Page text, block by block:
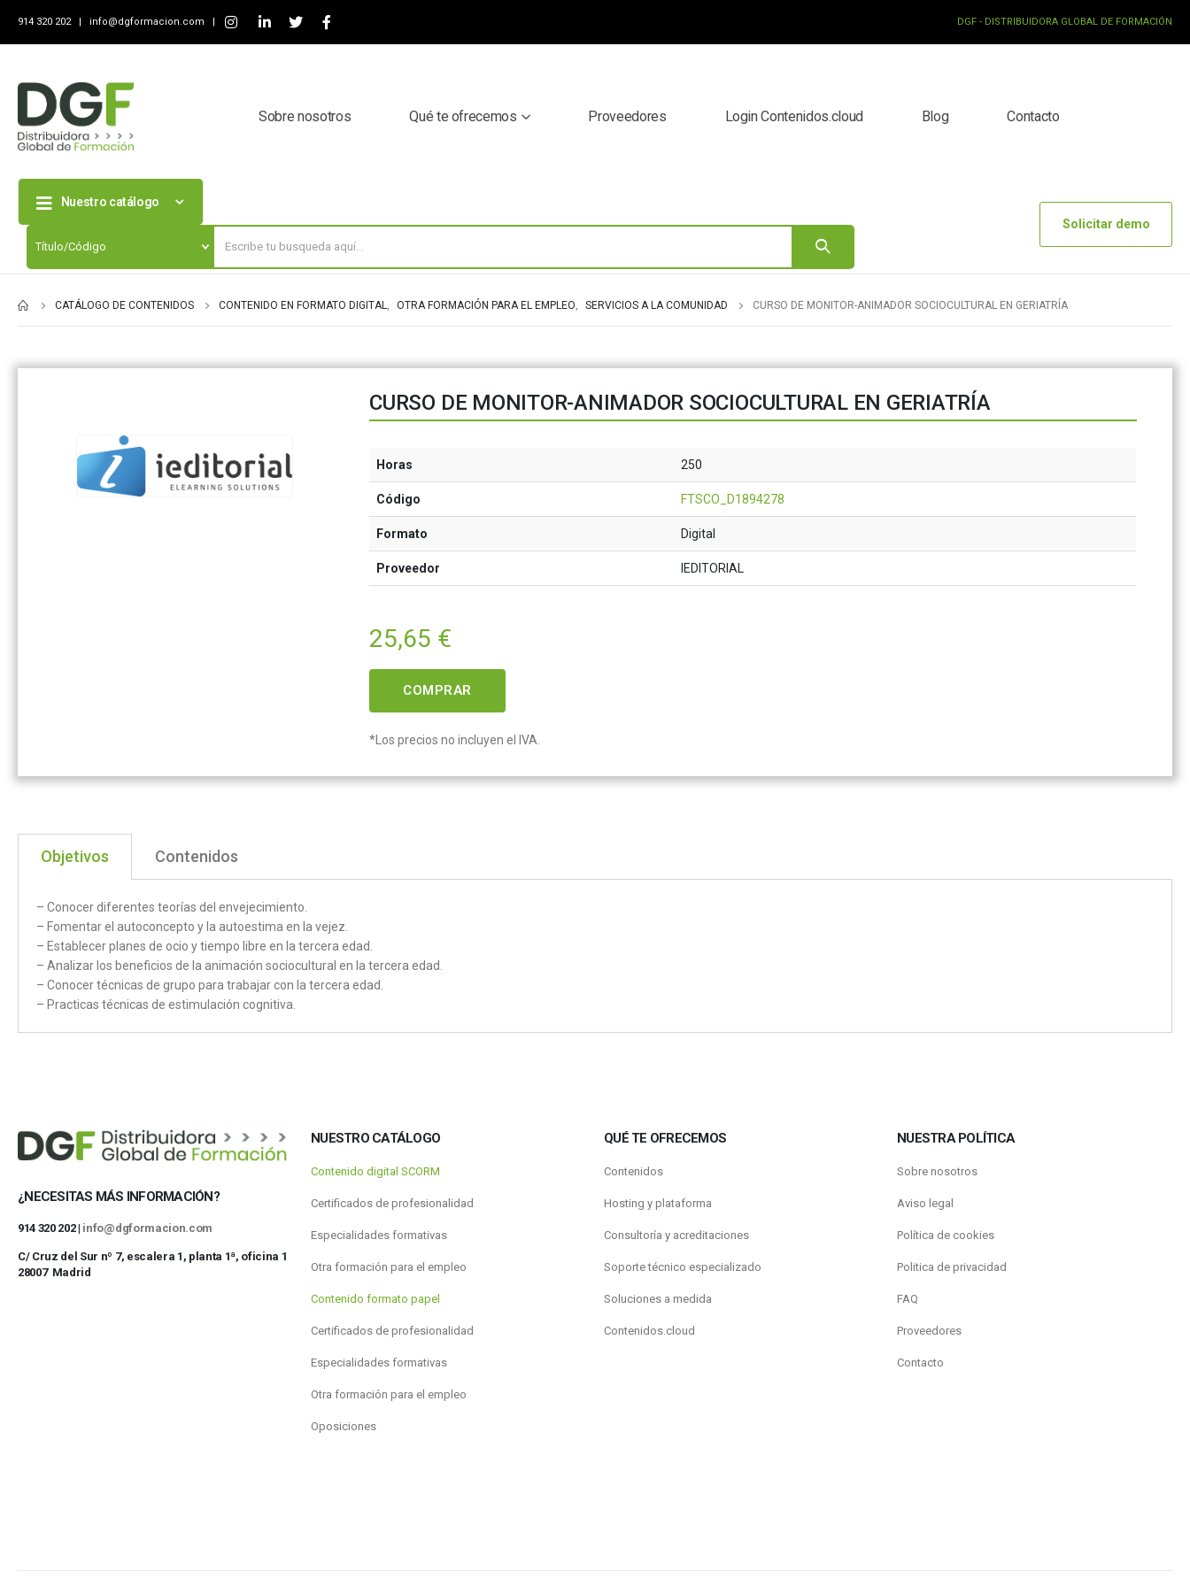
914 320 202 | info@dgformacion.com | DGF - DISTRIBUIDORA GLOBAL DE FORMACIÓN
Sobre nosotros Qué te ofrecemos Proveedores Login Contenidos.cloud Blog Contacto
Nuestro catálogo
Solicitar demo
CATÁLOGO DE CONTENIDOS CONTENIDO EN FORMATO DIGITAL, OTRA FORMACIÓN PARA EL EMPLEO, SERVICIOS A LA COMUNIDAD CURSO DE MONITOR-ANIMADOR SOCIOCULTURAL EN GERIATRÍA
CURSO DE MONITOR-ANIMADOR SOCIOCULTURAL EN GERIATRÍA
Horas 250
Código FTSCO_D1894278
Formato Digital
Proveedor IEDITORIAL
25,65 €
COMPRAR
*Los precios no incluyen el IVA.
Objetivos Contenidos
– Conocer diferentes teorías del envejecimiento.
– Fomentar el autoconcepto y la autoestima en la vejez.
– Establecer planes de ocio y tiempo libre en la tercera edad.
– Analizar los beneficios de la animación sociocultural en la tercera edad.
– Conocer técnicas de grupo para trabajar con la tercera edad.
– Practicas técnicas de estimulación cognitiva.
¿NECESITAS MÁS INFORMACIÓN?
914 320 202 | info@dgformacion.com
C/ Cruz del Sur nº 7, escalera 1, planta 1ª, oficina 1
28007 Madrid
NUESTRO CATÁLOGO
Contenido digital SCORM
Certificados de profesionalidad
Especialidades formativas
Otra formación para el empleo
Contenido formato papel
Certificados de profesionalidad
Especialidades formativas
Otra formación para el empleo
Oposiciones
QUÉ TE OFRECEMOS
Contenidos
Hosting y plataforma
Consultoría y acreditaciones
Soporte técnico especializado
Soluciones a medida
Contenidos.cloud
NUESTRA POLÍTICA
Sobre nosotros
Aviso legal
Política de cookies
Politica de privacidad
FAQ
Proveedores
Contacto